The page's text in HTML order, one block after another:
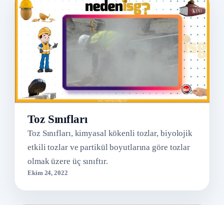
Toz Sınıfları
Toz Sınıfları, kimyasal kökenli tozlar, biyolojik
etkili tozlar ve partikül boyutlarına göre tozlar
olmak üzere üç sınıftır.
Ekim 24, 2022